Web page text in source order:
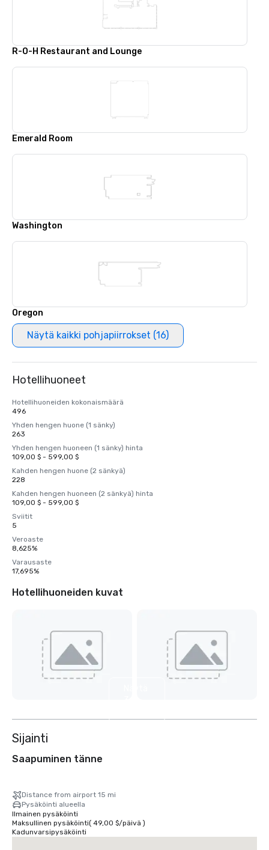
R-O-H Restaurant and Lounge
Emerald Room
Washington
Oregon
Näytä kaikki pohjapiirrokset (16)
Hotellihuoneet
Hotellihuoneiden kokonaismäärä
496
Yhden hengen huone (1 sänky)
263
Yhden hengen huoneen (1 sänky) hinta
109,00 $ - 599,00 $
Kahden hengen huone (2 sänkyä)
228
Kahden hengen huoneen (2 sänkyä) hinta
109,00 $ - 599,00 $
Sviitit
5
Veroaste
8,625%
Varausaste
17,695%
Hotellihuoneiden kuvat
Sijainti
Saapuminen tänne
Distance from airport 15 mi
Pysäköinti alueella
Ilmainen pysäköinti
Maksullinen pysäköinti( 49,00 $/päivä )
Kadunvarsipysäköinti